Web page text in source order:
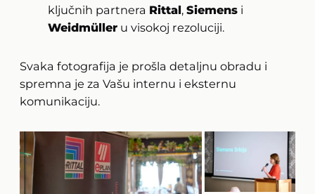
ključnih partnera Rittal, Siemens i
Weidmüller u visokoj rezoluciji.
Svaka fotografija je prošla detaljnu obradu i
spremna je za Vašu internu i eksternu
komunikaciju.